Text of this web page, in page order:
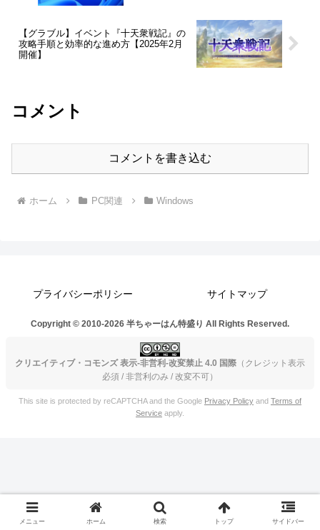
【グラブル】イベント『十天衆戦記』の
攻略手順と効率的な進め方【2025年2月
開催】
コメント
コメントを書き込む
ホーム PC関連 Windows
プライバシーポリシー サイトマップ
Copyright © 2010-2026 半ちゃーはん特盛り All Rights Reserved.
クリエイティブ・コモンズ 表示-非営利-改変禁止 4.0 国際 （クレジット表示
必須 / 非営利のみ / 改変不可）
This site is protected by reCAPTCHA and the Google Privacy Policy and Terms of
Service apply.
メニュー ホーム 検索 トップ サイドバー